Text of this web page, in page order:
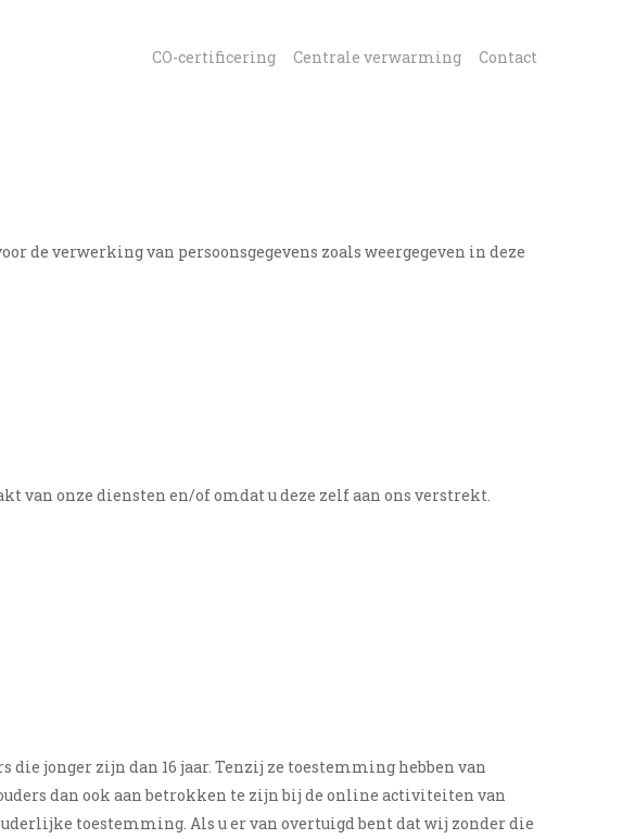
CO-certificering Centrale verwarming Contact
de verwerking van persoonsgegevens zoals weergegeven in deze
van onze diensten en/of omdat u deze zelf aan ons verstrekt.
jonger zijn dan 16 jaar. Tenzij ze toestemming hebben van
dan ook aan betrokken te zijn bij de online activiteiten van
toestemming. Als u er van overtuigd bent dat wij zonder die